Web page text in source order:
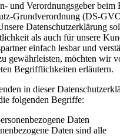
und Verordnungsgeber beim
Grundverordnung (DS-
Datenschutzerklärung
als auch für unsere
einfach lesbar und
gewährleisten, möchten wir
Begrifflichkeiten erläutern.
in dieser
folgenden Begriffe:
Daten
Daten sind alle